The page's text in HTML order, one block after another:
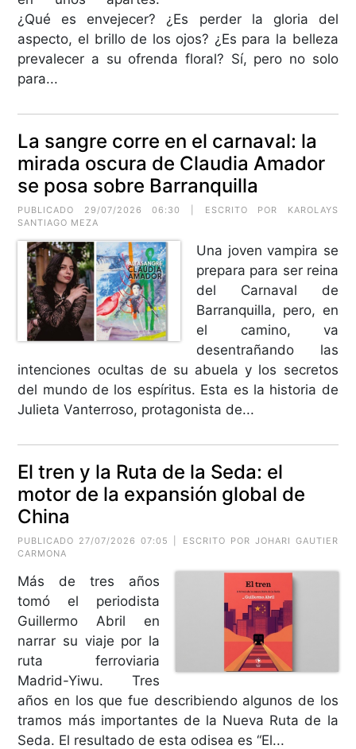
¿Qué es envejecer? ¿Es perder la gloria del
aspecto, el brillo de los ojos? ¿Es para la belleza
prevalecer a su ofrenda floral? Sí, pero no solo
para...
La sangre corre en el carnaval: la
mirada oscura de Claudia Amador
se posa sobre Barranquilla
PUBLICADO 29/07/2026 06:30 | ESCRITO POR
KAROLAYS
SANTIAGO MEZA
Una joven vampira se
prepara para ser reina
del Carnaval de
Barranquilla, pero, en
el camino, va
desentrañando las
intenciones ocultas de su abuela y los secretos
del mundo de los espíritus. Esta es la historia de
Julieta Vanterroso, protagonista de...
El tren y la Ruta de la Seda: el
motor de la expansión global de
China
PUBLICADO 27/07/2026 07:05 | ESCRITO POR JOHARI GAUTIER
CARMONA
Más de tres años
tomó el periodista
Guillermo Abril en
narrar su viaje por la
ruta ferroviaria
Madrid-Yiwu. Tres
años en los que fue describiendo algunos de los
tramos más importantes de la Nueva Ruta de la
Seda. El resultado de esta odisea es “El...